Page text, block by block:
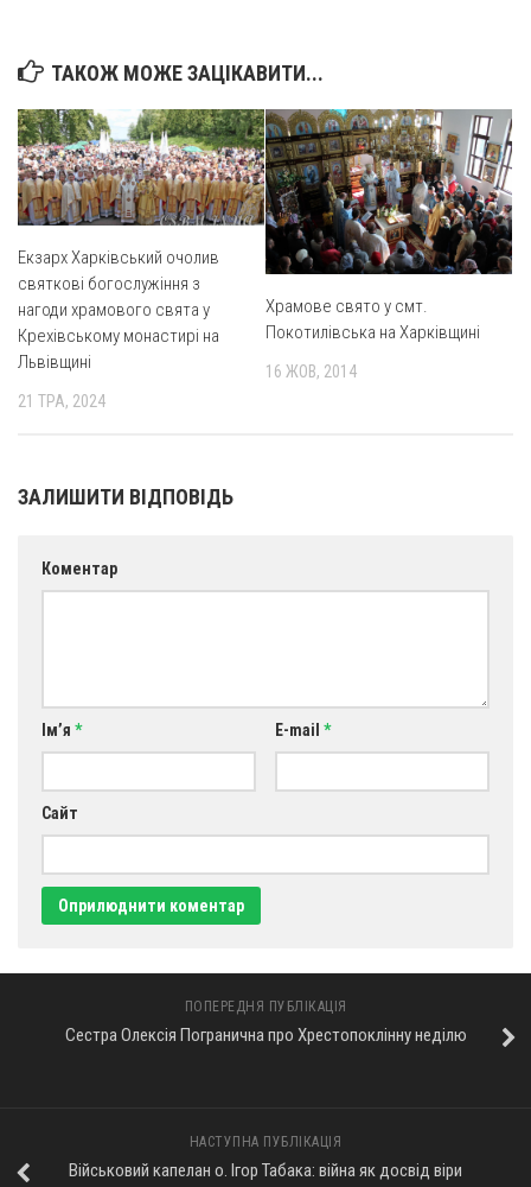
Полтавщина
Сумщина
Оголошення
Трансляції
ТАКОЖ МОЖЕ ЗАЦІКАВИТИ...
Екзарх Харківський очолив
святкові богослужіння з
нагоди храмового свята у
Крехівському монастирі на
Львівщині
21 ТРА, 2024
Храмове свято у смт.
Покотилівська на Харківщині
16 ЖОВ, 2014
ЗАЛИШИТИ ВІДПОВІДЬ
Коментар
Ім’я * E-mail *
Сайт
ПОПЕРЕДНЯ ПУБЛІКАЦІЯ
Сестра Олексія Погранична про Хрестопоклінну неділю
НАСТУПНА ПУБЛІКАЦІЯ
Військовий капелан о. Ігор Табака: війна як досвід віри